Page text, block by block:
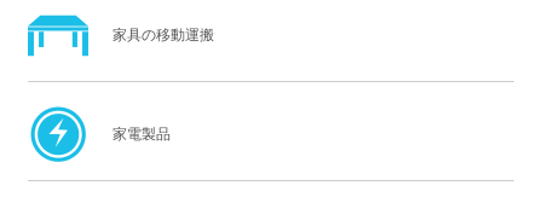
家具の移動運搬
家電製品